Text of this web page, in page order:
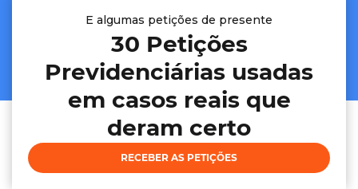
E algumas petições de presente
30 Petições
Previdenciárias usadas
em casos reais que
deram certo
RECEBER AS PETIÇÕES